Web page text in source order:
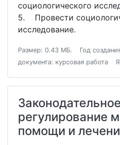
социологического
5. Провести
исследование.
Размер: 0.43 МБ. Год
документа: курсовая работа
Законодательное
регулирование
помощи и